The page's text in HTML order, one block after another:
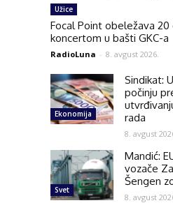
Užice
Focal Point obeležava
koncertom u bašti GKC-a
RadioLuna - 8. avgust 2026.
Ekonomija
Sindikat:
počinju
rada
8. avgust
Svet
Mandić:
vozače
Šengen
8. avgust